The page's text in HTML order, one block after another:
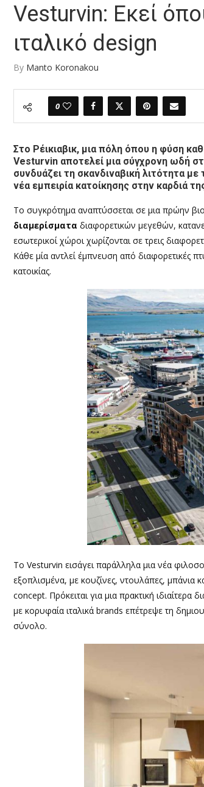
Vesturvin: Εκεί
ιταλικό design
By Manto Koronakou
0
Στο Ρέικιαβικ, μια πόλη όπου η φύση
Vesturvin αποτελεί μια σύγχρονη ωδή
συνδυάζει τη σκανδιναβική λιτότητα
νέα εμπειρία κατοίκησης στην καρδιά
Το συγκρότημα αναπτύσσεται σε μια πρώην
διαμερίσματα διαφορετικών μεγεθών,
εσωτερικοί χώροι χωρίζονται σε τρεις
Κάθε μία αντλεί έμπνευση από διαφορετικές
κατοικίας.
Το Vesturvin εισάγει παράλληλα μια νέα
εξοπλισμένα, με κουζίνες, ντουλάπες, μπάνια
concept. Πρόκειται για μια πρακτική
με κορυφαία ιταλικά brands επέτρεψε τη
σύνολο.